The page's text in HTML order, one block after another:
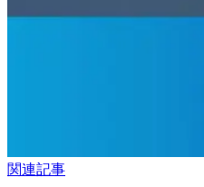
関連記事